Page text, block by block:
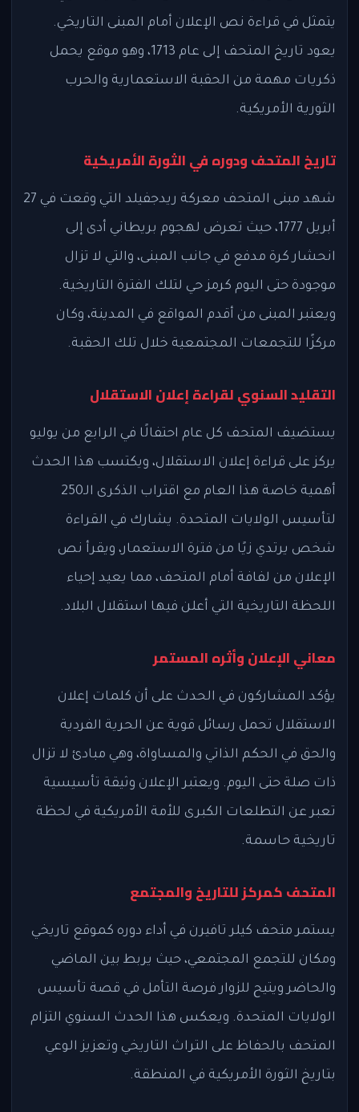
يتمثل في قراءة نص الإعلان أمام المبنى التاريخي.
يعود تاريخ المتحف إلى عام 1713، وهو موقع يحمل
ذكريات مهمة من الحقبة الاستعمارية والحرب
الثورية الأمريكية.
تاريخ المتحف ودوره في الثورة الأمريكية
شهد مبنى المتحف معركة ريدجفيلد التي وقعت في 27
أبريل 1777، حيث تعرض لهجوم بريطاني أدى إلى
انحشار كرة مدفع في جانب المبنى، والتي لا تزال
موجودة حتى اليوم كرمز حي لتلك الفترة التاريخية.
ويعتبر المبنى من أقدم المواقع في المدينة، وكان
مركزًا للتجمعات المجتمعية خلال تلك الحقبة.
التقليد السنوي لقراءة إعلان الاستقلال
يستضيف المتحف كل عام احتفالًا في الرابع من يوليو
يركز على قراءة إعلان الاستقلال، ويكتسب هذا الحدث
أهمية خاصة هذا العام مع اقتراب الذكرى الـ250
لتأسيس الولايات المتحدة. يشارك في القراءة
شخص يرتدي زيًا من فترة الاستعمار، ويقرأ نص
الإعلان من لفافة أمام المتحف، مما يعيد إحياء
اللحظة التاريخية التي أعلن فيها استقلال البلاد.
معاني الإعلان وأثره المستمر
يؤكد المشاركون في الحدث على أن كلمات إعلان
الاستقلال تحمل رسائل قوية عن الحرية الفردية
والحق في الحكم الذاتي والمساواة، وهي مبادئ لا تزال
ذات صلة حتى اليوم. ويعتبر الإعلان وثيقة تأسيسية
تعبر عن التطلعات الكبرى للأمة الأمريكية في لحظة
تاريخية حاسمة.
المتحف كمركز للتاريخ والمجتمع
يستمر متحف كيلر تافيرن في أداء دوره كموقع تاريخي
ومكان للتجمع المجتمعي، حيث يربط بين الماضي
والحاضر ويتيح للزوار فرصة التأمل في قصة تأسيس
الولايات المتحدة. ويعكس هذا الحدث السنوي التزام
المتحف بالحفاظ على التراث التاريخي وتعزيز الوعي
بتاريخ الثورة الأمريكية في المنطقة.